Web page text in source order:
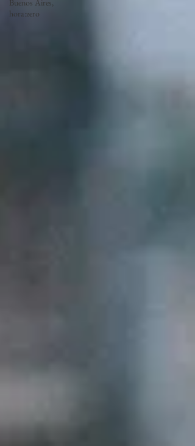
Buenos Aires,
hora:zero